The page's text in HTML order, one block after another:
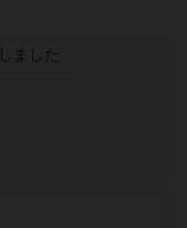
しました